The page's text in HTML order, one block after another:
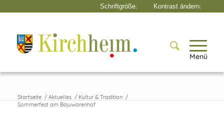
Menü
Startseite / Aktuelles / Kultur & Tradition /
Sommerfest am Bajuwarenhof